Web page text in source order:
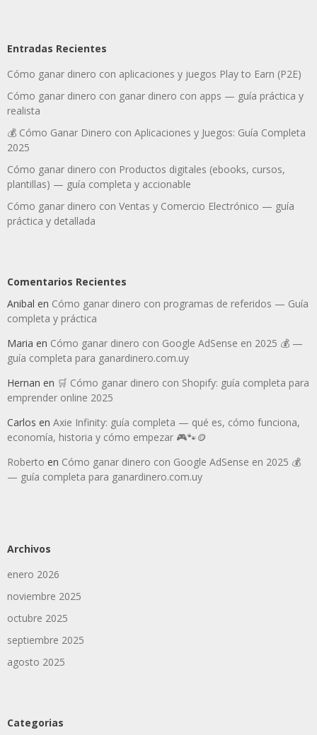
Entradas Recientes
Cómo ganar dinero con aplicaciones y juegos Play to Earn (P2E)
Cómo ganar dinero con ganar dinero con apps — guía práctica y
realista
💰 Cómo Ganar Dinero con Aplicaciones y Juegos: Guía Completa
2025
Cómo ganar dinero con Productos digitales (ebooks, cursos,
plantillas) — guía completa y accionable
Cómo ganar dinero con Ventas y Comercio Electrónico — guía
práctica y detallada
Comentarios Recientes
Anibal en Cómo ganar dinero con programas de referidos — Guía
completa y práctica
Maria en Cómo ganar dinero con Google AdSense en 2025 💰 —
guía completa para ganardinero.com.uy
Hernan en 🛒 Cómo ganar dinero con Shopify: guía completa para
emprender online 2025
Carlos en Axie Infinity: guía completa — qué es, cómo funciona,
economía, historia y cómo empezar 🎮🐾🪙
Roberto en Cómo ganar dinero con Google AdSense en 2025 💰
— guía completa para ganardinero.com.uy
Archivos
enero 2026
noviembre 2025
octubre 2025
septiembre 2025
agosto 2025
Categorias